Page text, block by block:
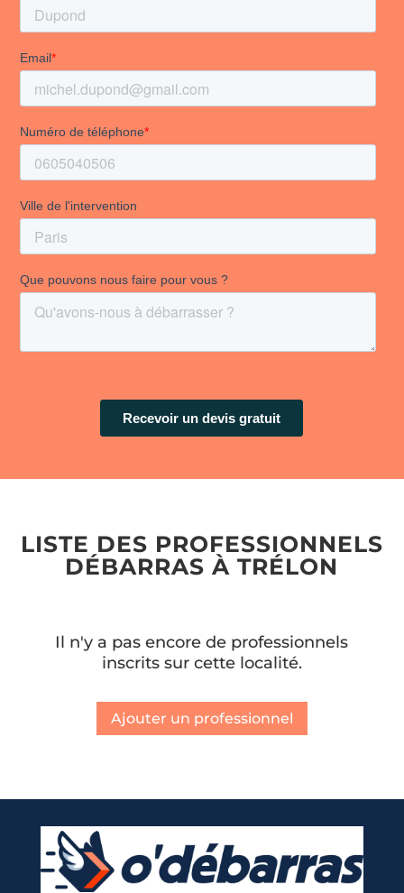
LISTE DES PROFESSIONNELS
DÉBARRAS À TRÉLON
Il n'y a pas encore de professionnels
inscrits sur cette localité.
Ajouter un professionnel